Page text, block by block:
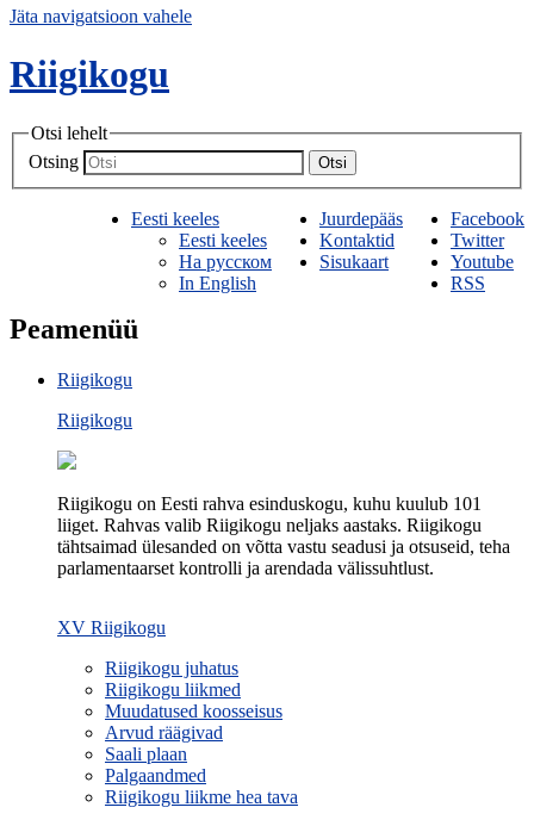
Jäta navigatsioon vahele
Riigikogu
Otsi lehelt
Otsing
Otsi
Facebook
Twitter
Youtube
RSS
Juurdepääs
Kontaktid
Sisukaart
Eesti keeles
Eesti keeles
На русском
In English
Peamenüü
Riigikogu
Riigikogu
Riigikogu on Eesti rahva esinduskogu, kuhu kuulub 101
liiget. Rahvas valib Riigikogu neljaks aastaks. Riigikogu
tähtsaimad ülesanded on võtta vastu seadusi ja otsuseid, teha
parlamentaarset kontrolli ja arendada välissuhtlust.
XV Riigikogu
Riigikogu juhatus
Riigikogu liikmed
Muudatused koosseisus
Arvud räägivad
Saali plaan
Palgaandmed
Riigikogu liikme hea tava